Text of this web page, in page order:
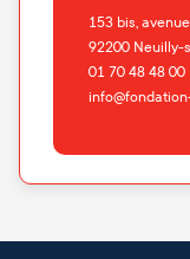
153 bis,
92200 Neuilly-
01 70 48 48 00